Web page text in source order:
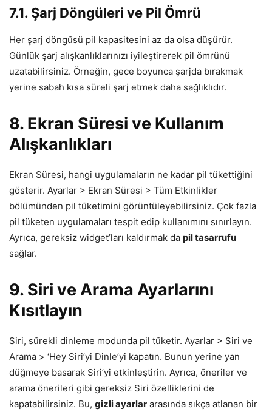
7.1. Şarj Döngüleri ve Pil Ömrü
Her şarj döngüsü pil kapasitesini az da olsa düşürür.
Günlük şarj alışkanlıklarınızı iyileştirerek pil ömrünü
uzatabilirsiniz. Örneğin, gece boyunca şarjda bırakmak
yerine sabah kısa süreli şarj etmek daha sağlıklıdır.
8. Ekran Süresi ve Kullanım
Alışkanlıkları
Ekran Süresi, hangi uygulamaların ne kadar pil tükettiğini
gösterir. Ayarlar > Ekran Süresi > Tüm Etkinlikler
bölümünden pil tüketimini görüntüleyebilirsiniz. Çok fazla
pil tüketen uygulamaları tespit edip kullanımını sınırlayın.
Ayrıca, gereksiz widget’ları kaldırmak da pil tasarrufu
sağlar.
9. Siri ve Arama Ayarlarını
Kısıtlayın
Siri, sürekli dinleme modunda pil tüketir. Ayarlar > Siri ve
Arama > ‘Hey Siri’yi Dinle’yi kapatın. Bunun yerine yan
düğmeye basarak Siri’yi etkinleştirin. Ayrıca, öneriler ve
arama önerileri gibi gereksiz Siri özelliklerini de
kapatabilirsiniz. Bu, gizli ayarlar arasında sıkça atlanan bir